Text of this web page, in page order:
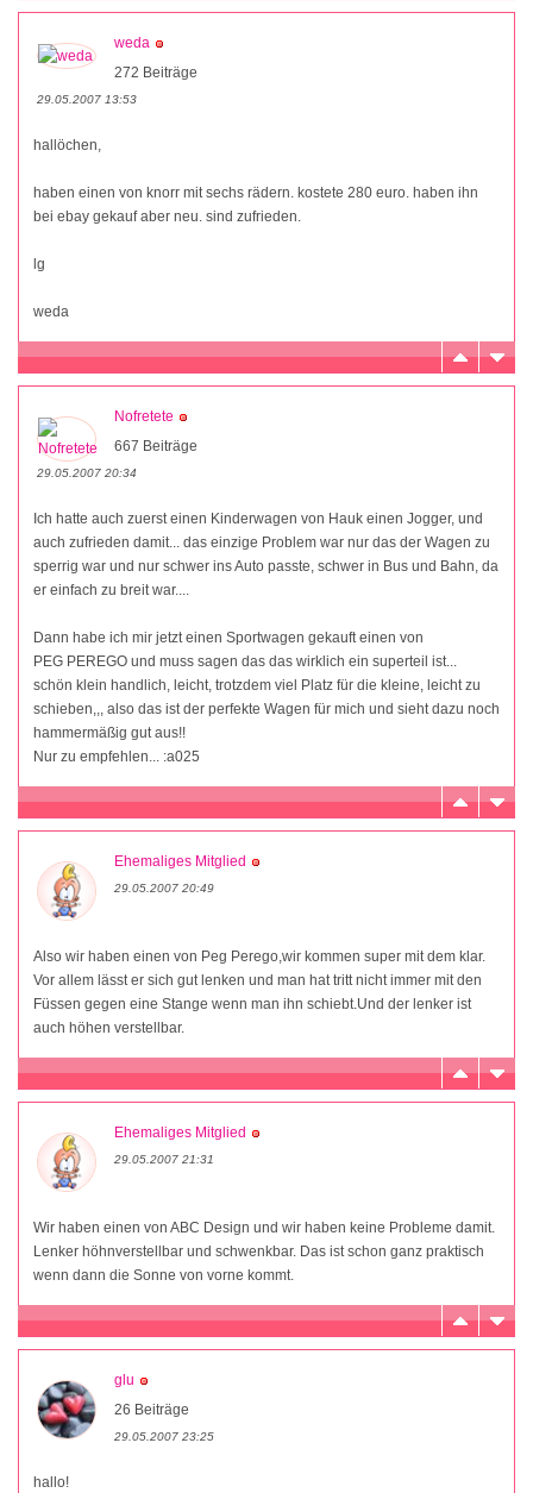
weda
272 Beiträge
29.05.2007 13:53
hallöchen,
haben einen von knorr mit sechs rädern. kostete 280 euro. haben ihn
bei ebay gekauf aber neu. sind zufrieden.
lg
weda
Nofretete
667 Beiträge
29.05.2007 20:34
Ich hatte auch zuerst einen Kinderwagen von Hauk einen Jogger, und
auch zufrieden damit... das einzige Problem war nur das der Wagen zu
sperrig war und nur schwer ins Auto passte, schwer in Bus und Bahn, da
er einfach zu breit war....
Dann habe ich mir jetzt einen Sportwagen gekauft einen von
PEG PEREGO und muss sagen das das wirklich ein superteil ist...
schön klein handlich, leicht, trotzdem viel Platz für die kleine, leicht zu
schieben,,, also das ist der perfekte Wagen für mich und sieht dazu noch
hammermäßig gut aus!!
Nur zu empfehlen... :a025
Ehemaliges Mitglied
29.05.2007 20:49
Also wir haben einen von Peg Perego,wir kommen super mit dem klar.
Vor allem lässt er sich gut lenken und man hat tritt nicht immer mit den
Füssen gegen eine Stange wenn man ihn schiebt.Und der lenker ist
auch höhen verstellbar.
Ehemaliges Mitglied
29.05.2007 21:31
Wir haben einen von ABC Design und wir haben keine Probleme damit.
Lenker höhnverstellbar und schwenkbar. Das ist schon ganz praktisch
wenn dann die Sonne von vorne kommt.
glu
26 Beiträge
29.05.2007 23:25
hallo!